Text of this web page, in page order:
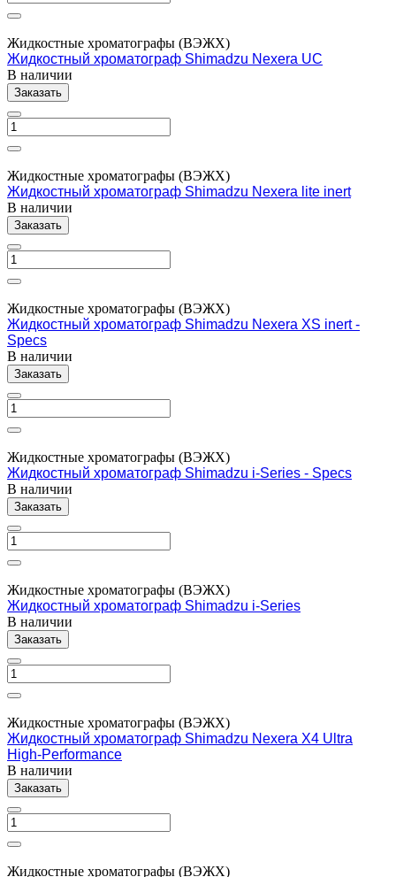
Жидкостные хроматографы (ВЭЖХ)
Жидкостный хроматограф Shimadzu Nexera UC
В наличии
Заказать
Жидкостные хроматографы (ВЭЖХ)
Жидкостный хроматограф Shimadzu Nexera lite inert
В наличии
Заказать
Жидкостные хроматографы (ВЭЖХ)
Жидкостный хроматограф Shimadzu Nexera XS inert -
Specs
В наличии
Заказать
Жидкостные хроматографы (ВЭЖХ)
Жидкостный хроматограф Shimadzu i-Series - Specs
В наличии
Заказать
Жидкостные хроматографы (ВЭЖХ)
Жидкостный хроматограф Shimadzu i-Series
В наличии
Заказать
Жидкостные хроматографы (ВЭЖХ)
Жидкостный хроматограф Shimadzu Nexera X4 Ultra
High-Performance
В наличии
Заказать
Жидкостные хроматографы (ВЭЖХ)